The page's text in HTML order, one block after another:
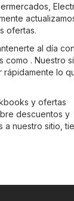
ofertas.
al día
como . Nuestro
lo
y ofertas
descuentos y
a nuestro sitio,